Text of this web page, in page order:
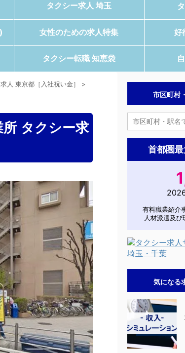
タクシー求人 埼玉
女性のための求人特集 好
タクシー転職 知恵袋
人 東京都［入社祝い金］ >
所 タクシー求
市区町村
首都圏
有料職業紹介
人材派遣及び
気になる